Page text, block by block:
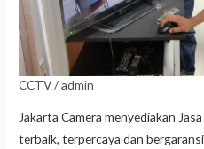
CCTV/admin
Jakarta Camera menyediakan
terbaik, terpercaya dan